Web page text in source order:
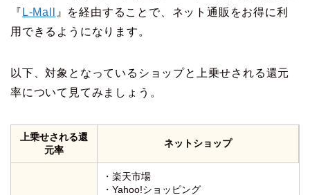
『 L-Mall
』を経由することで、ネット通販をお得に利
用できるようになります。
以下、対象となっているショップと上乗せされる還元
率について見てみましょう。
上乗せされる還
元率
ネットショップ
・楽天市場
・Yahoo!ショッピング